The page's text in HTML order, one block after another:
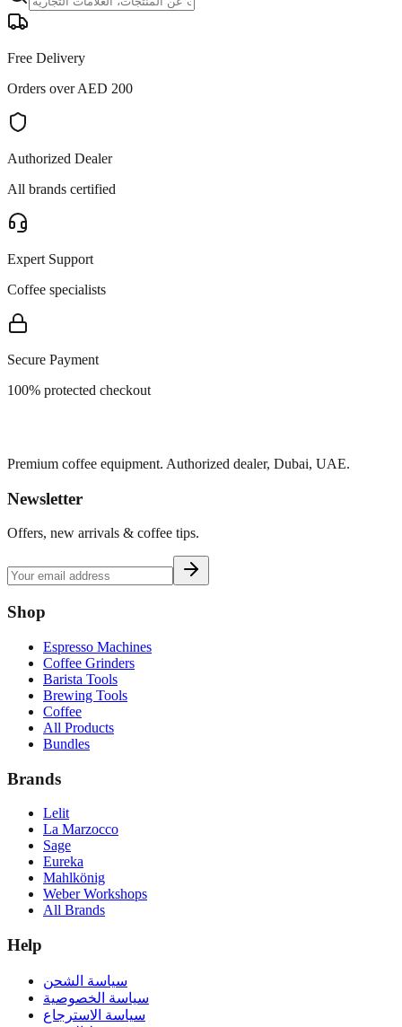
Free Delivery
Orders over AED 200
Authorized Dealer
All brands certified
Expert Support
Coffee specialists
Secure Payment
100% protected checkout
Premium coffee equipment. Authorized dealer, Dubai, UAE.
Newsletter
Offers, new arrivals & coffee tips.
Shop
Espresso Machines
Coffee Grinders
Barista Tools
Brewing Tools
Coffee
All Products
Bundles
Brands
Lelit
La Marzocco
Sage
Eureka
Mahlkönig
Weber Workshops
All Brands
Help
سياسة الشحن
سياسة الخصوصية
سياسة الاسترجاع